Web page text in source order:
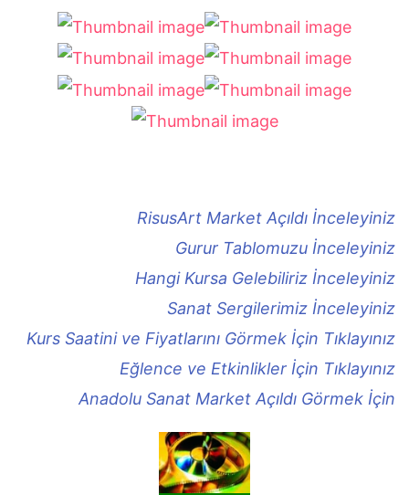
RisusArt Market Açıldı İnceleyiniz
Gurur Tablomuzu İnceleyiniz
Hangi Kursa Gelebiliriz İnceleyiniz
Sanat Sergilerimiz İnceleyiniz
Kurs Saatini ve Fiyatlarını Görmek İçin Tıklayınız
Eğlence ve Etkinlikler İçin Tıklayınız
Anadolu Sanat Market Açıldı Görmek İçin